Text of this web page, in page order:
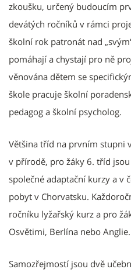
zkoušku, určený budoucím
devátých ročníků v rámci
školní rok patronát nad
pomáhají a chystají pro ně
věnována dětem se
škole pracuje školní
pedagog a školní psycholog.
Většina tříd na prvním stupni
v přírodě, pro žáky 6. tříd
společné adaptační kurzy a v
pobyt v Chorvatsku.
ročníku lyžařský kurz a pro
Osvětimi, Berlína nebo Anglie.
Samozřejmostí jsou dvě